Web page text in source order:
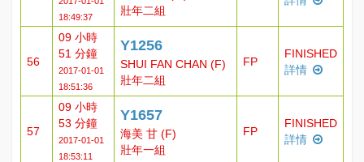
18:49:37
壯年二組
56
09 小時
51 分鐘
2017-01-01
18:51:36
Y1256
SHUI FAN CHAN (F)
壯年二組
FP
FINISHED
詳情
57
09 小時
53 分鐘
2017-01-01
18:53:11
Y1657
海美 甘 (F)
壯年一組
FP
FINISHED
詳情